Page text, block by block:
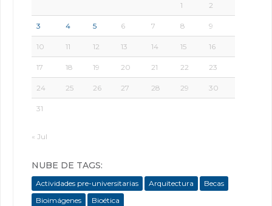
1 2
3 4 5 6 7 8 9
10 11 12 13 14 15 16
17 18 19 20 21 22 23
24 25 26 27 28 29 30
31
« Jul
NUBE DE TAGS:
Actividades pre-universitarias Arquitectura
Becas
Bioimágenes
Bioética